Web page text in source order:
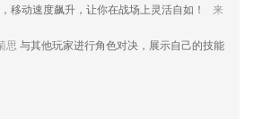
一键去搜索附近的停车位，还有收费标注介绍
原您的电路图
哪怕看完也什么都记不住？我们提供精髓的知
地铁上就轻松学会新知识。时间宝贵，只看干
移动速度飙升，让你在战场上灵活自如！
来
思 与其他玩家进行角色对决，展示自己的技能